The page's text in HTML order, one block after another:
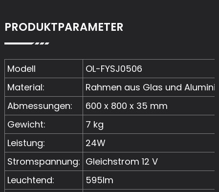
PRODUKTPARAMETER
Modell
OL-FYSJ0506
Material:
Rahmen aus Glas und
Abmessungen:
600 x 800 x 35 mm
Gewicht:
7 kg
Leistung:
24W
Stromspannung: Gleichstrom 12 V
Leuchtend:
595lm